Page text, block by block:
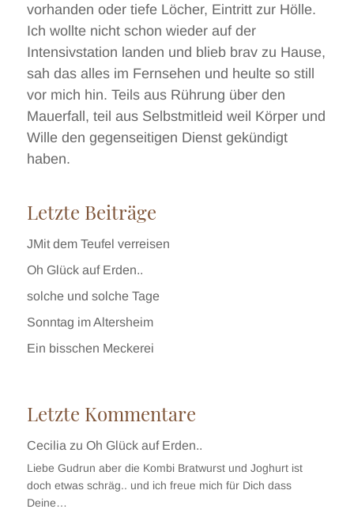
vorhanden oder tiefe Löcher, Eintritt zur Hölle.
Ich wollte nicht schon wieder auf der
Intensivstation landen und blieb brav zu Hause,
sah das alles im Fernsehen und heulte so still
vor mich hin. Teils aus Rührung über den
Mauerfall, teil aus Selbstmitleid weil Körper und
Wille den gegenseitigen Dienst gekündigt
haben.
Letzte Beiträge
JMit dem Teufel verreisen
Oh Glück auf Erden..
solche und solche Tage
Sonntag im Altersheim
Ein bisschen Meckerei
Letzte Kommentare
Cecilia zu Oh Glück auf Erden..
Liebe Gudrun aber die Kombi Bratwurst und Joghurt ist
doch etwas schräg.. und ich freue mich für Dich dass
Deine…